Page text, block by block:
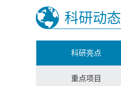
科研动态
科研亮点
重点项目